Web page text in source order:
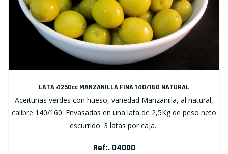
LATA 4250cc MANZANILLA FINA 140/160 NATURAL
Aceitunas verdes con hueso, variedad Manzanilla, al natural,
calibre 140/160. Envasadas en una lata de 2,5Kg de peso neto
escurrido. 3 latas por caja.
Ref:. 04000